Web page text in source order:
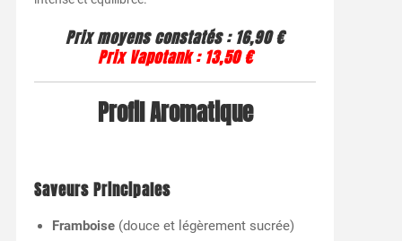
Prix moyens constatés :16,90 €
Prix Vapotank :13,50 €
Profil Aromatique
Saveurs Principales
Framboise(douce et légèrement sucrée)